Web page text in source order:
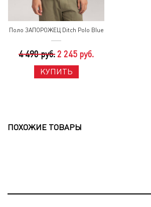
Поло ЗАПОРОЖЕЦ Ditch Polo Blue
4 490 руб. 2 245 руб.
КУПИТЬ
ПОХОЖИЕ ТОВАРЫ